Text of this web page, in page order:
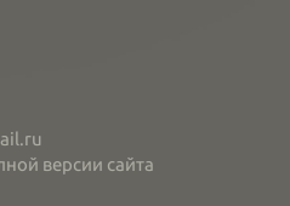
версии сайта